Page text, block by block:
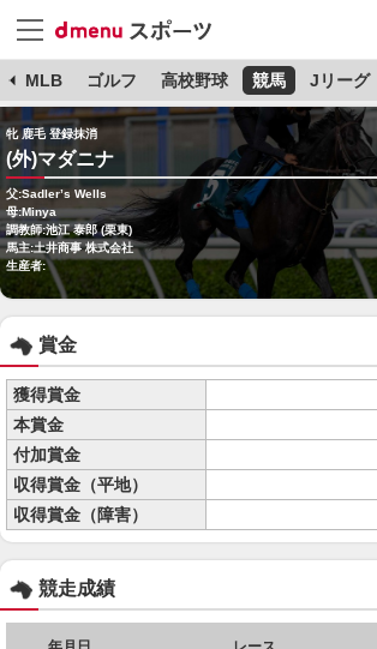
MLB ゴルフ 高校野球 競馬 Jリーグ
牝 鹿毛 登録抹消
(外)マダニナ
父:Sadler’s Wells
母:Minya
調教師:池江 泰郎 (栗東)
馬主:土井商事 株式会社
生産者:
賞金
獲得賞金
本賞金
付加賞金
収得賞金（平地）
収得賞金（障害）
競走成績